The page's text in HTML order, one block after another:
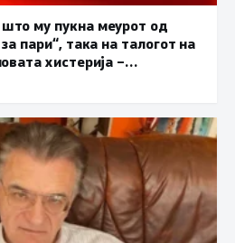
му пукна меурот од
пари“, така на талогот на
хистерија –
предлог